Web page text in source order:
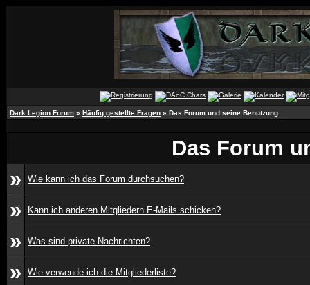
Dark Legion Forum » Häufig gestellte Fragen » Das Forum und seine Benutzung
Das Forum
»
Wie kann ich das Forum durchsuchen?
» Kann ich anderen Mitgliedern E-Mails schicken?
» Was sind private Nachrichten?
» Wie verwende ich die Mitgliederliste?